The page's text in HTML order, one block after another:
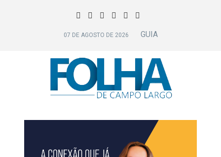
07 DE AGOSTO DE 2026 GUIA